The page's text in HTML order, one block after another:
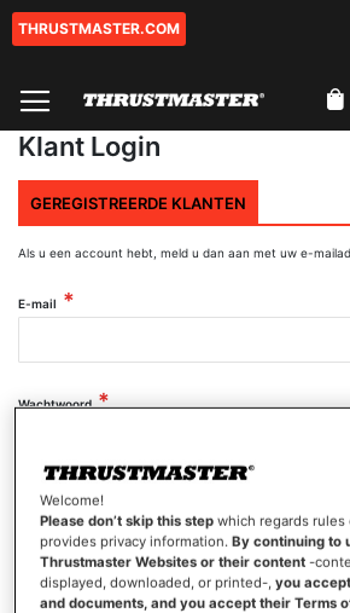
Ga
inhoud
THRUSTMASTER.COM
Klant Login
GEREGISTREERDE KLANTEN
Als u een account hebt, meld u dan aan met uw e-
E-mail
Wachtwoord
Wachtwoord tonen
Welcome!
Please don’t skip this step which regards rules
provides privacy information.By continuing to
Thrustmaster Websites or their content -
displayed, downloaded, or printed-,you
and documents, and you accept their Terms